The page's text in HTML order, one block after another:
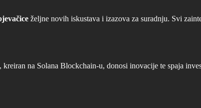
željne novih iskustava i izazova za suradnju. Svi
na Solana Blockchain-u, donosi inovacije te spaja